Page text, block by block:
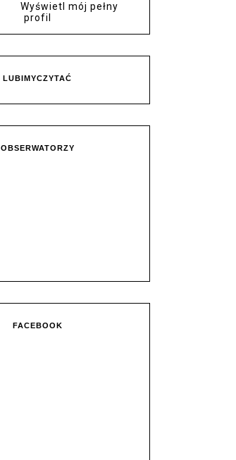
Wyświetl mój pełny
profil
LUBIMYCZYTAĆ
OBSERWATORZY
FACEBOOK